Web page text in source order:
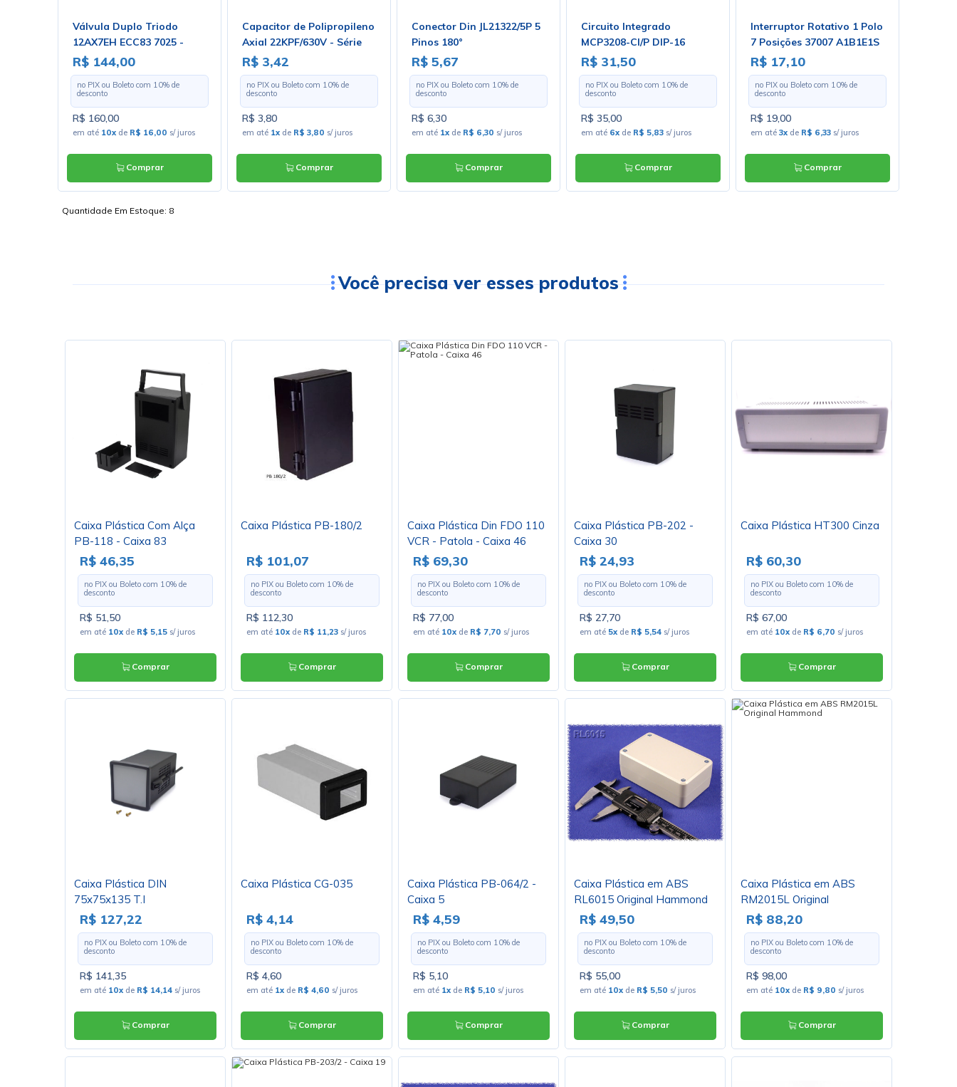
Válvula Duplo Triodo
12AX7EH ECC83 7025 -
Electro-Harmonix
R$ 144,00
no PIX ou Boleto com 10% de
desconto
R$ 160,00
em até 10xde R$ 16,00 s/ juros
Comprar
Capacitor de Polipropileno
Axial 22KPF/630V - Série
B32232 - EPCOS
R$ 3,42
no PIX ou Boleto com 10% de
desconto
R$ 3,80
em até 1xde R$ 3,80 s/ juros
Comprar
Conector Din JL21322/5P 5
Pinos 180°
R$ 5,67
no PIX ou Boleto com 10% de
desconto
R$ 6,30
em até 1xde R$ 6,30 s/ juros
Comprar
Circuito Integrado
MCP3208-CI/P DIP-16
R$ 31,50
no PIX ou Boleto com 10% de
desconto
R$ 35,00
em até 6xde R$ 5,83s/ juros
Comprar
Interruptor Rotativo 1 Polo
7 Posições 37007 A1B1E1S
R$ 17,10
no PIX ou Boleto com 10% de
desconto
R$ 19,00
em até 3xde R$ 6,33s/ juros
Comprar
Quantidade Em Estoque: 8
Você precisa ver esses produtos
Caixa Plástica Com Alça
PB-118 - Caixa 83
R$ 46,35
no PIX ou Boleto com 10% de
desconto
R$ 51,50
em até 10x de R$ 5,15 s/ juros
Comprar
Caixa Plástica PB-180/2
R$ 101,07
no PIX ou Boleto com 10% de
desconto
R$ 112,30
em até 10x de R$ 11,23 s/ juros
Comprar
Caixa Plástica Din FDO 110
VCR - Patola - Caixa 46
R$ 69,30
no PIX ou Boleto com 10% de
desconto
R$ 77,00
em até 10x de R$ 7,70 s/ juros
Comprar
Caixa Plástica PB-202 -
Caixa 30
R$ 24,93
no PIX ou Boleto com 10% de
desconto
R$ 27,70
em até 5x de R$ 5,54 s/ juros
Comprar
Caixa Plástica HT300 Cinza
R$ 60,30
no PIX ou Boleto com 10% de
desconto
R$ 67,00
em até 10x de R$ 6,70 s/ juros
Comprar
Caixa Plástica DIN
75x75x135 T.I
R$ 127,22
no PIX ou Boleto com 10% de
desconto
R$ 141,35
em até 10x de R$ 14,14 s/ juros
Comprar
Caixa Plástica CG-035
R$ 4,14
no PIX ou Boleto com 10% de
desconto
R$ 4,60
em até 1x de R$ 4,60 s/ juros
Comprar
Caixa Plástica PB-064/2 -
Caixa 5
R$ 4,59
no PIX ou Boleto com 10% de
desconto
R$ 5,10
em até 1x de R$ 5,10 s/ juros
Comprar
Caixa Plástica em ABS
RL6015 Original Hammond
R$ 49,50
no PIX ou Boleto com 10% de
desconto
R$ 55,00
em até 10x de R$ 5,50 s/ juros
Comprar
Caixa Plástica em ABS
RM2015L Original
Hammond
R$ 88,20
no PIX ou Boleto com 10% de
desconto
R$ 98,00
em até 10x de R$ 9,80 s/ juros
Comprar